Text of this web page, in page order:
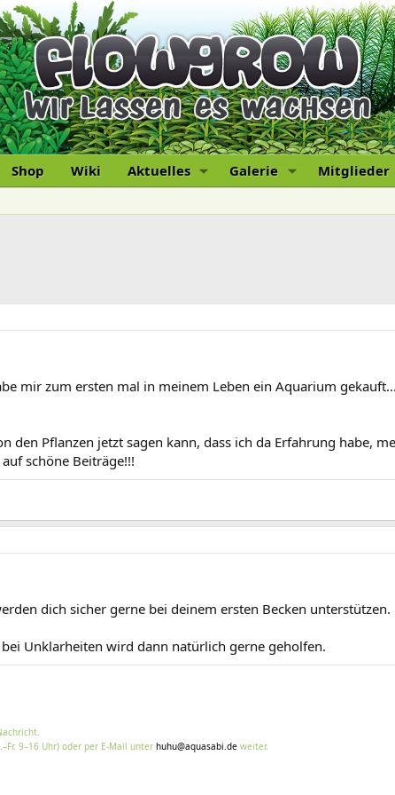
Shop Wiki Aktuelles Galerie Mitglieder
mir zum ersten mal in meinem Leben ein Aquarium
den Pflanzen jetzt sagen kann, dass ich da Erfahrung habe,
schöne Beiträge!!!
dich sicher gerne bei deinem ersten Becken unterstützen.
Unklarheiten wird dann natürlich gerne geholfen.
9–16 Uhr) oder per E-Mail unter huhu@aquasabi.de weiter.